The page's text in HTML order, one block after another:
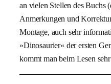
an vielen Stellen des Buchs
Anmerkungen und
Montage, auch sehr
»Dinosaurier« der ersten
kommt man beim Lesen